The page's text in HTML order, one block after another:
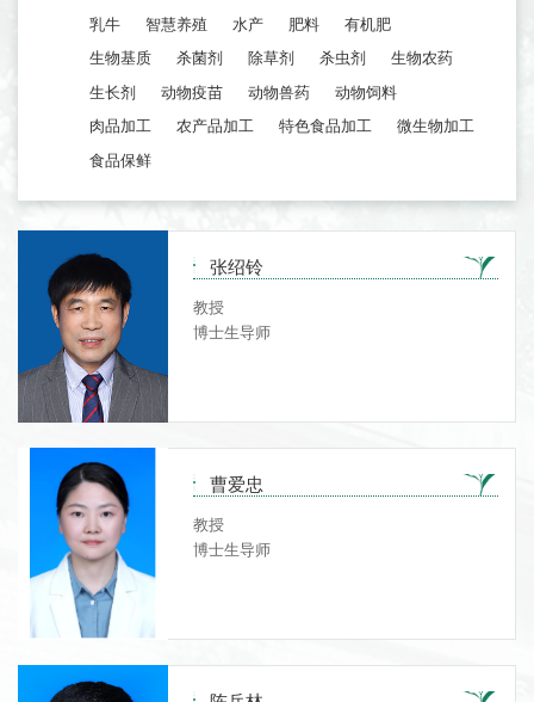
乳牛 智慧养殖 水产 肥料 有机肥
生物基质 杀菌剂 除草剂 杀虫剂 生物农药
生长剂 动物疫苗 动物兽药 动物饲料
肉品加工 农产品加工 特色食品加工 微生物加工
食品保鲜
张绍铃
教授
博士生导师
曹爱忠
教授
博士生导师